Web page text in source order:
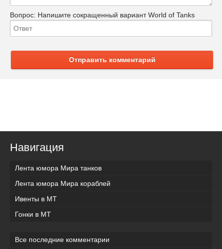
Вопрос: Напишите сокращенный вариант World of Tanks
Отправить комментарий
Навигация
Лента юмора Мира танков
Лента юмора Мира кораблей
Ивенты в МТ
Гонки в МТ
Все последние комментарии